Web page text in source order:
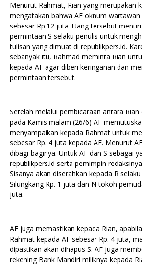
Menurut Rahmat, Rian yang merupakan
mengatakan bahwa AF oknum
sebesar Rp.12 juta. Uang tersebut
permintaan S selaku penulis untuk
tulisan yang dimuat di republikpers.id.
sebanyak itu, Rahmad meminta Rian
kepada AF agar diberi keringanan dan
permintaan tersebut.
Setelah melalui pembicaraan antara Rian
pada Kamis malam (26/6) AF
menyampaikan kepada Rahmat untuk
sebesar Rp. 4 juta kepada AF. Menurut
dibagi-baginya. Untuk AF dan S sebagai
republikpers.id serta pemimpin
Sisanya akan diserahkan kepada R
Silungkang Rp. 1 juta dan N tokoh
juta.
AF juga memastikan kepada Rian,
Rahmat kepada AF sebesar Rp. 4 juta,
dipastikan akan dihapus S. AF juga
rekening Bank Mandiri miliknya kepada